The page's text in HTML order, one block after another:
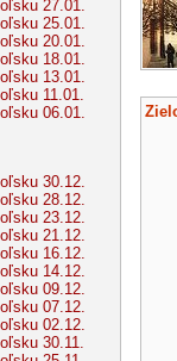
27.01.
25.01.
20.01.
18.01.
13.01.
11.01.
06.01.
30.12.
28.12.
23.12.
21.12.
16.12.
14.12.
09.12.
07.12.
02.12.
30.11.